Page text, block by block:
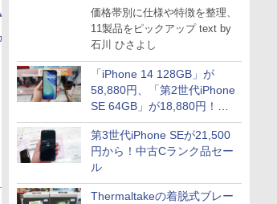
価格帯別に仕様や特徴を整理、
11製品をピックアップ text by
石川 ひさよし
「iPhone 14 128GB」が
58,880円、「第2世代iPhone
SE 64GB」が18,880円！中
古Bランク品セール
第3世代iPhone SEが21,500
円から！中古Cランク品セー
ル
Thermaltakeの着脱式ブレー
ミー
PUBFUN
パブファンセルフ
TシャツPOD pTa.shop
カスタム写真集POD fabli
Impress Group Publication Informa
tion